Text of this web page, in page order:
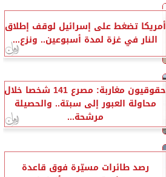
أمريكا تضغط على إسرائيل لوقف إطلاق
النار في غزة لمدة أسبوعين.. ونزع...
حقوقيون مغاربة: مصرع 141 شخصا خلال
محاولة العبور إلى سبتة.. والحصيلة
مرشحة...
رصد طائرات مسيّرة فوق قاعدة